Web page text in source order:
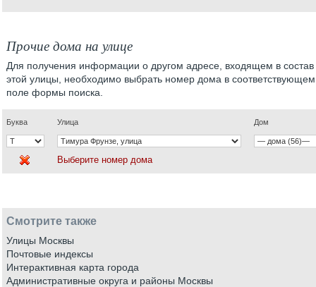
Прочие дома на улице
Для получения информации о другом адресе, входящем в состав
этой улицы, необходимо выбрать номер дома в соответствующем
поле формы поиска.
Буква Улица Дом
Выберите номер дома
Смотрите также
Улицы Москвы
Почтовые индексы
Интерактивная карта города
Административные округа и районы Москвы